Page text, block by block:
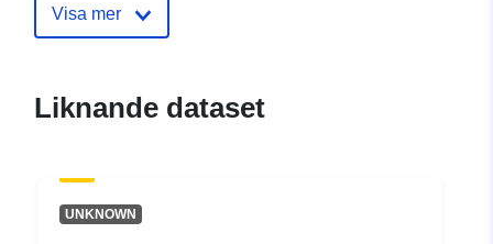
Visa mer
Liknande dataset
UNKNOWN